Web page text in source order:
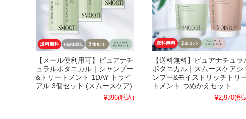
【メール便利用可】ピュアナチ
ュラルボタニカル｜シャンプー
&トリートメント 1DAY トライ
アル 3個セット (スムースケア)
¥396(税込)
【送料無料】ピュアナチュラ
ボタニカル｜スムースケアシ
ンプー&モイストリッチトリ
トメント つめかえセット
¥2,970(税